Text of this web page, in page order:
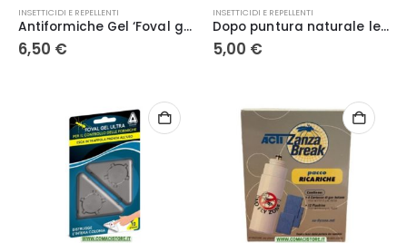
INSETTICIDI E REPELLENTI
Antiformiche Gel ‘Foval gel’ 5 gr. – Adama Kollant
6,50 €
INSETTICIDI E REPELLENTI
Dopo puntura naturale lenitiva oli essenziali penna roll on da 15 ml Flortis
5,00 €